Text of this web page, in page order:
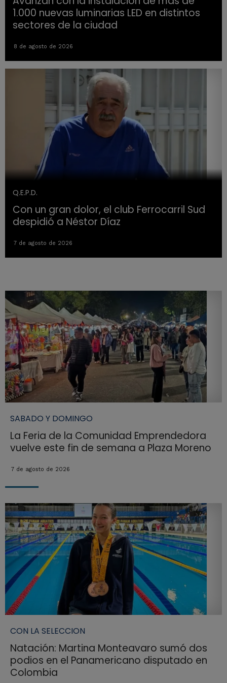
1.000 nuevas luminarias LED en distintos
sectores de la ciudad
8 de agosto de 2026
Q.E.P.D.
Con un gran dolor, el club Ferrocarril Sud
despidió a Néstor Díaz
7 de agosto de 2026
SABADO Y DOMINGO
La Feria de la Comunidad Emprendedora
vuelve este fin de semana a Plaza Moreno
7 de agosto de 2026
CON LA SELECCION
Natación: Martina Monteavaro sumó dos
podios en el Panamericano disputado en
Colombia